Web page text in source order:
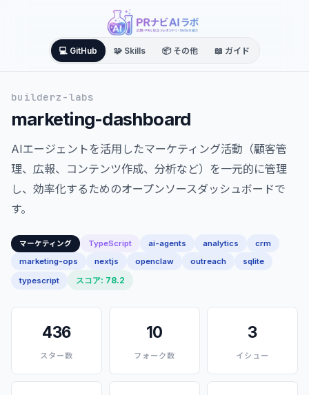
💻 GitHub 🧩 Skills 📦 その他 📖 ガイド
builderz-labs
marketing-dashboard
AIエージェントを活用したマーケティング活動（顧客管
理、広報、コンテンツ作成、分析など）を一元的に管理
し、効率化するためのオープンソースダッシュボードで
す。
マーケティング TypeScript ai-agents analytics
crm
marketing-ops
nextjs openclaw outreach
sqlite
typescript
スコア: 78.2
436
スター数
10
フォーク数
3
イシュー